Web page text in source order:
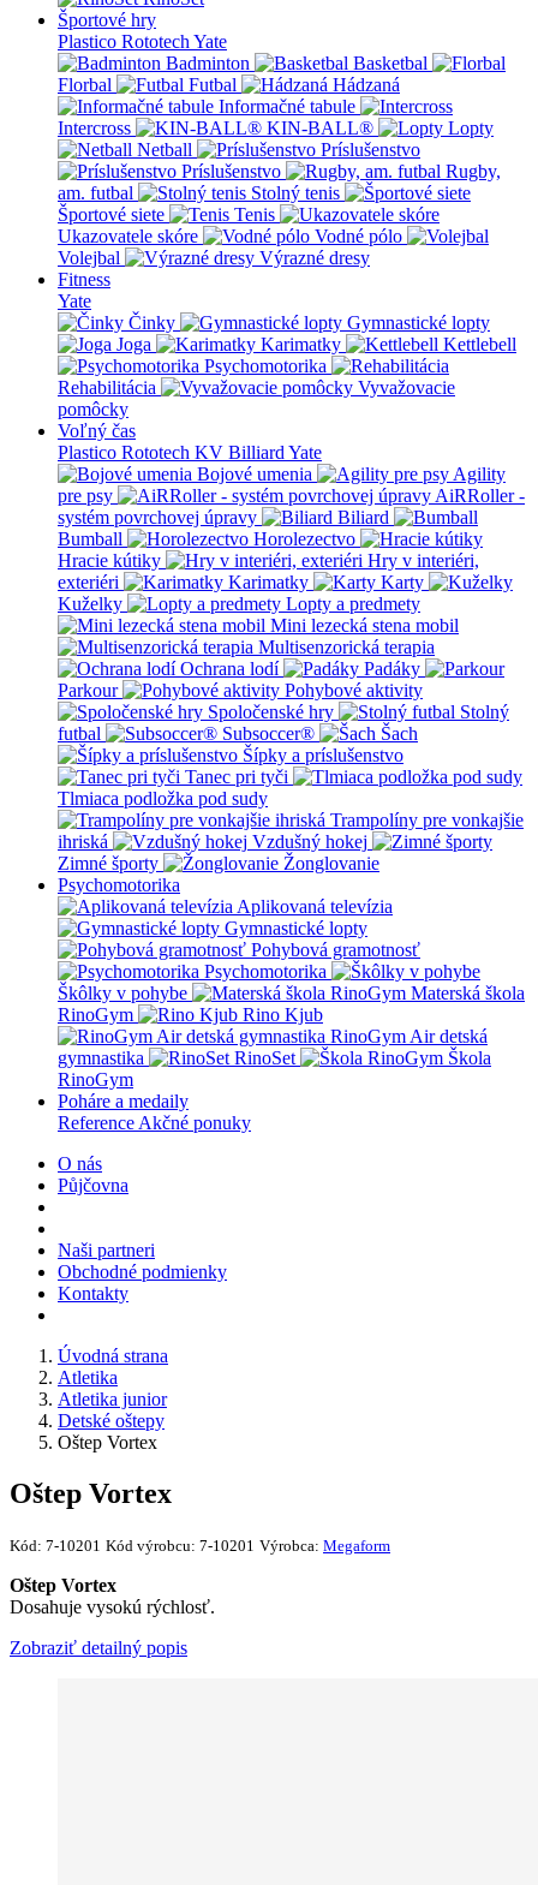
Športové hry
Plastico Rototech Yate
Badminton
Basketbal
Florbal
Futbal
Hádzaná
Informačné tabule
Intercross
KIN-BALL®
Lopty
Netball
Príslušenstvo
Príslušenstvo
Rugby,
am. futbal
Stolný tenis
Športové siete
Tenis
Ukazovatele skóre
Vodné pólo
Volejbal
Výrazné dresy
Fitness
Yate
Činky
Gymnastické lopty
Joga
Karimatky
Kettlebell
Psychomotorika
Rehabilitácia
Vyvažovacie
pomôcky
Voľný čas
Plastico Rototech KV Billiard Yate
Bojové umenia
Agility
pre psy
AiRRoller -
systém povrchovej úpravy
Biliard
Bumball
Horolezectvo
Hracie kútiky
Hry v interiéri,
exteriéri
Karimatky
Karty
Kuželky
Lopty a predmety
Mini lezecká stena mobil
Multisenzorická terapia
Ochrana lodí
Padáky
Parkour
Pohybové aktivity
Spoločenské hry
Stolný
futbal
Subsoccer®
Šach
Šípky a príslušenstvo
Tanec pri tyči
Tlmiaca podložka pod sudy
Trampolíny pre vonkajšie
ihriská
Vzdušný hokej
Zimné športy
Žonglovanie
Psychomotorika
Aplikovaná televízia
Gymnastické lopty
Pohybová gramotnosť
Psychomotorika
Škôlky v pohybe
Materská škola
RinoGym
Rino Kjub
RinoGym Air detská
gymnastika
RinoSet
Škola
RinoGym
Poháre a medaily
Reference Akčné ponuky
O nás
Půjčovna
Naši partneri
Obchodné podmienky
Kontakty
Úvodná strana
Atletika
Atletika junior
Detské oštepy
Oštep Vortex
Oštep Vortex
Kód: 7-10201 Kód výrobcu: 7-10201 Výrobca: Megaform
Oštep Vortex​
Dosahuje vysokú rýchlosť.
Zobraziť detailný popis